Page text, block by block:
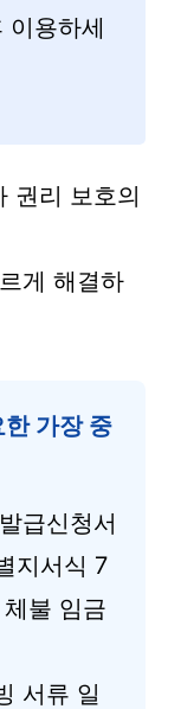
이용하세
권리 보호의
게 해결하
가장 중
급신청서
지서식 7
불 임금
서류 일